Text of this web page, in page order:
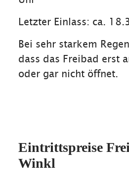
Letzter Einlass: ca.
Bei sehr starkem
dass das Freibad erst
oder gar nicht öffnet.
Eintrittspreise
Winkl